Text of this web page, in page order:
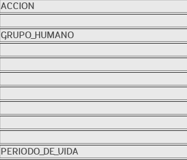
ACCION
GRUPO_HUMANO
PERIODO_DE_VIDA